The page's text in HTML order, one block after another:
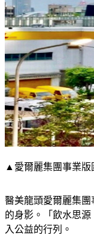
▲愛爾麗集團事業版
醫美龍頭愛爾麗集
的身影。「飲水思
入公益的行列。